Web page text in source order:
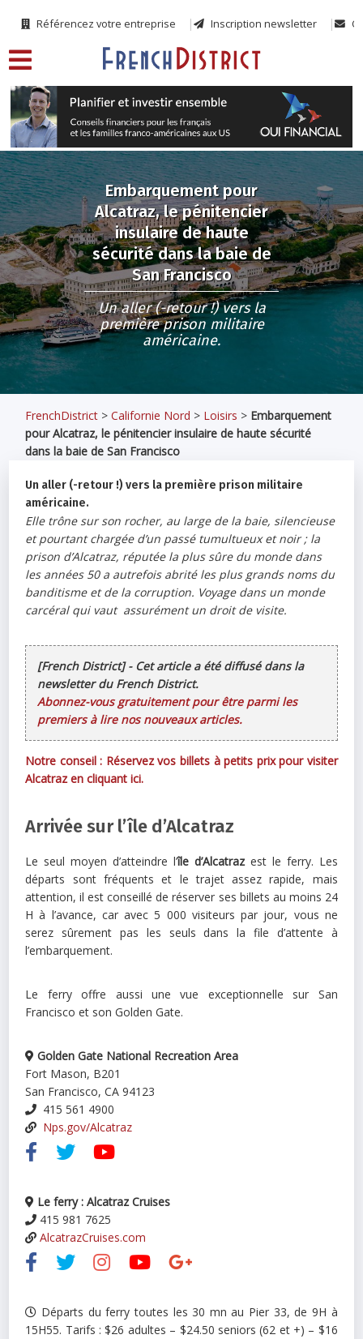
Référencez votre entreprise Inscription newsletter
Embarquement pour
Alcatraz, le pénitencier
insulaire de haute
sécurité dans la baie de
San Francisco
Un aller (-retour !) vers la
première prison militaire
américaine.
FrenchDistrict >Californie Nord > Loisirs > Embarquement
pour Alcatraz, le pénitencier insulaire de haute sécurité
dans la baie de San Francisco
Un aller (-retour !) vers la première prison militaire
américaine.
Elle trône sur son rocher, au large de la baie, silencieuse
et pourtant chargée d’un passé tumultueux et noir ; la
prison d’Alcatraz, réputée la plus sûre du monde dans
les années 50 a autrefois abrité les plus grands noms du
banditisme et de la corruption. Voyage dans un monde
carcéral qui vaut assurément un droit de visite.
[French District] - Cet article a été diffusé dans la
newsletter du French District.
Abonnez-vous gratuitement pour être parmi les
premiers à lire nos nouveaux articles.
Notre conseil : Réservez vos billets à petits prix pour visiter
Alcatraz en cliquant ici.
Arrivée sur l’île d’Alcatraz
Le seul moyen d’atteindre l’île d’Alcatrazest le ferry. Les
départs sont fréquents et le trajet assez rapide, mais
attention, il est conseillé de réserver ses billets au moins 24
H à l’avance, car avec 5 000 visiteurs par jour, vous ne
serez sûrement pas les seuls dans la file d’attente à
l’embarquement.
Le ferry offre aussi une vue exceptionnelle sur San
Francisco et son Golden Gate.
Golden Gate National Recreation Area
Fort Mason, B201
San Francisco, CA 94123
415 561 4900
Nps.gov/Alcatraz
Le ferry : Alcatraz Cruises
415 981 7625
AlcatrazCruises.com
Départs du ferry toutes les 30 mn au Pier 33, de 9H à
15H55. Tarifs : $26 adultes – $24.50 seniors (62 et +) – $16